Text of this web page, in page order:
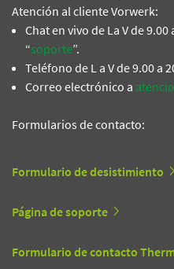
Atención al cliente Vorwerk:
Chat en vivo de La V de
“soporte”.
Teléfono de L a V de 9.00 a
Correo electrónico a
Formularios de contacto:
Formulario de desistimiento
Página de soporte
Formulario de contacto